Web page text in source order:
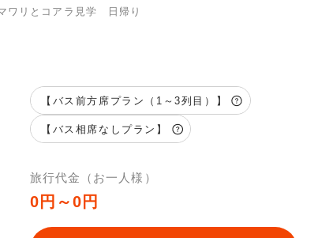
ワリとコアラ見学 日帰り
【バス前方席プラン（1～3列目）】
【バス相席なしプラン】
旅行代金（お一人様）
0円～0円